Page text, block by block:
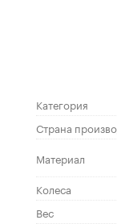
Категория
Страна
Материал
Колеса
Вес